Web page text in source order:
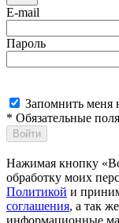
E-mail
Пароль
Запомнить меня
* Обязательные поля
Войти
Нажимая кнопку
обработку моих
Политикой и
соглашения, а так
информационные